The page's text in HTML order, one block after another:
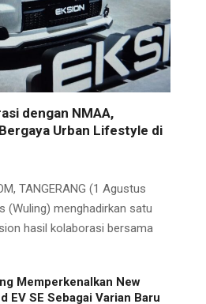
dengan NMAA,
Urban Lifestyle di
TANGERANG (1 Agustus
(Wuling) menghadirkan satu
hasil kolaborasi bersama
Memperkenalkan New
EV SE Sebagai Varian Baru